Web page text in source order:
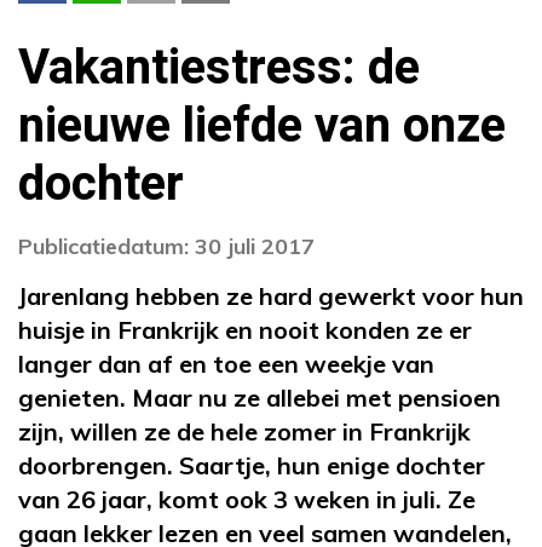
Vakantiestress: de
nieuwe liefde van onze
dochter
Publicatiedatum: 30 juli 2017
Jarenlang hebben ze hard gewerkt voor hun
huisje in Frankrijk en nooit konden ze er
langer dan af en toe een weekje van
genieten. Maar nu ze allebei met pensioen
zijn, willen ze de hele zomer in Frankrijk
doorbrengen. Saartje, hun enige dochter
van 26 jaar, komt ook 3 weken in juli. Ze
gaan lekker lezen en veel samen wandelen,